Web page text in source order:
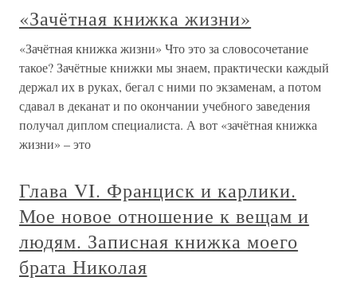
«Зачётная книжка жизни»
«Зачётная книжка жизни» Что это за словосочетание
такое? Зачётные книжки мы знаем, практически каждый
держал их в руках, бегал с ними по экзаменам, а потом
сдавал в деканат и по окончании учебного заведения
получал диплом специалиста. А вот «зачётная книжка
жизни» – это
Глава VI. Франциск и карлики.
Мое новое отношение к вещам и
людям. Записная книжка моего
брата Николая